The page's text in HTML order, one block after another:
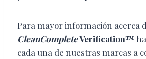
Para mayor información acerca
CleanCompleteVerification™
cada una de nuestras marcas a